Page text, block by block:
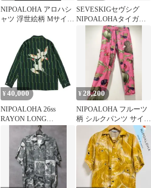
NIPOALOHA アロハシ
ャツ 浮世絵柄 Mサイズ
SEVESKIGセヴシグ
NIPOALOHAタイガー
&スイカ アロハ パンツ
¥ 40,000
NIPOALOHA 26ss
RAYON LONG
SLEEVE ALOHA
¥ 28,200
NIPOALOHA フルーツ
柄 シルクパンツ サイズ
1